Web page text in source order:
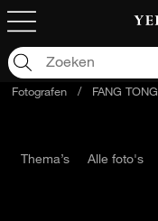
Fotografen / FANG TONG
Thema’s Alle foto's